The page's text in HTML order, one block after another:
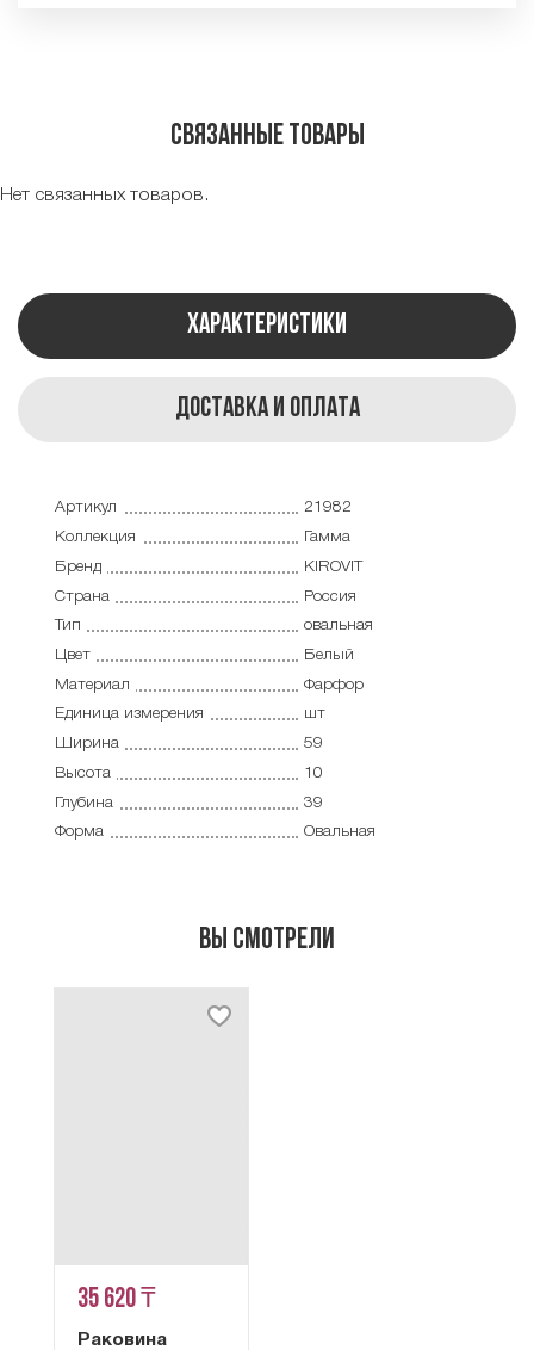
Связанные товары
Нет связанных товаров.
Характеристики
Доставка и оплата
Артикул
21982
Коллекция
Гамма
Бренд
KIROVIT
Страна
Россия
Тип
овальная
Цвет
Белый
Материал
Фарфор
Единица измерения
шт
Ширина
59
Высота
10
Глубина
39
Форма
Овальная
Вы смотрели
35 620 ₸
Раковина